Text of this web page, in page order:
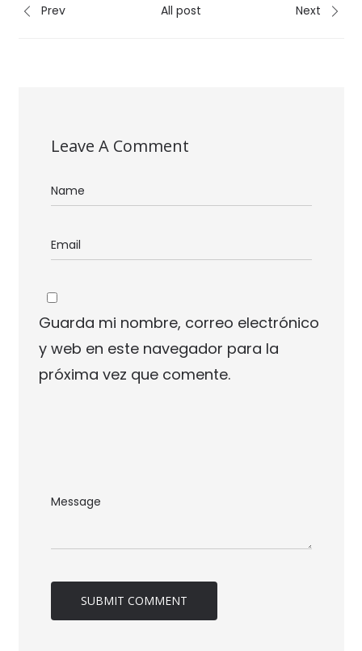
Prev All post Next
Leave A Comment
Guarda mi nombre, correo electrónico
y web en este navegador para la
próxima vez que comente.